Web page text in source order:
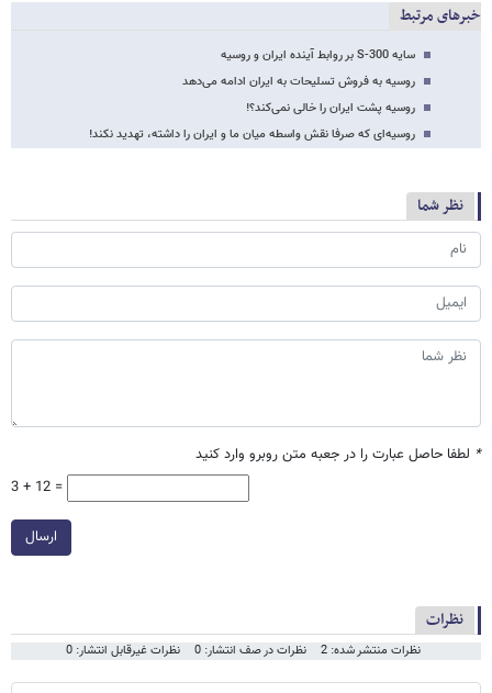
خبرهای مرتبط
سایه S-300 بر روابط آینده ایران و روسیه
روسیه به فروش تسلیحات به ایران ادامه می‌دهد
روسیه پشت ایران را خالی نمی‌کند؟!
روسیه‌ای که صرفا نقش واسطه میان ما و ایران را داشته، تهدید نکند!
نظر شما
* لطفا حاصل عبارت را در جعبه متن روبرو وارد کنید
3 + 12 =
ارسال
نظرات
نظرات منتشر شده: 2 نظرات در صف انتشار: 0 نظرات غیرقابل انتشار: 0